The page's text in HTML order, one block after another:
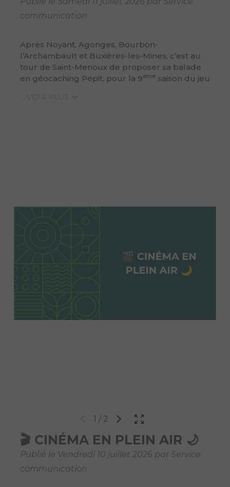
communication
Après Noyant, Agonges, Bourbon-
l’Archambault et Buxières-les-Mines, c’est au
tour de Saint-Menoux de proposer sa balade
en géocaching Pépit, pour la 9ème saison du jeu
1 / 2
🎬 CINÉMA EN PLEIN AIR 🌙
Publié le Vendredi 10 juillet 2026 par Service
communication